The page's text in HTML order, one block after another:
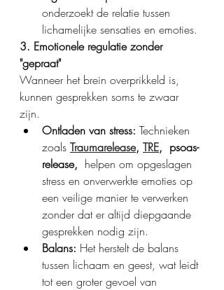
onderzoekt de relatie tussen
lichamelijke sensaties en emoties.
3. Emotionele regulatie zonder
"gepraat"
Wanneer het brein overprikkeld is,
kunnen gesprekken soms te zwaar
zijn.
Ontladen van stress: Technieken
zoals Traumarelease, TRE,  psoas-
release, helpen om opgeslagen
stress en onverwerkte emoties op
een veilige manier te verwerken
zonder dat er altijd diepgaande
gesprekken nodig zijn.
Balans: Het herstelt de balans
tussen lichaam en geest, wat leidt
tot een groter gevoel van